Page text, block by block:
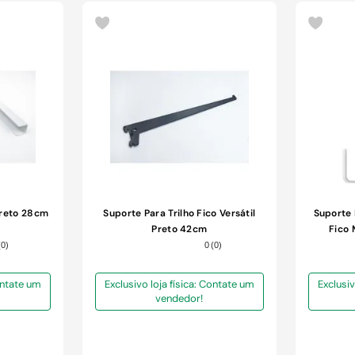
28cm
0)
um
Suporte Para Trilho Fico Versátil
Preto 42cm
0(0)
Exclusivo loja física: Contate um
vendedor!
Suporte
Fico